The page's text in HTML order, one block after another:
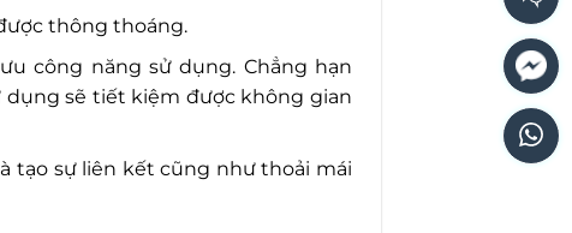
thông thoáng.
công năng sử dụng. Chẳng hạn
dụng sẽ tiết kiệm được không gian
tạo sự liên kết cũng như thoải mái